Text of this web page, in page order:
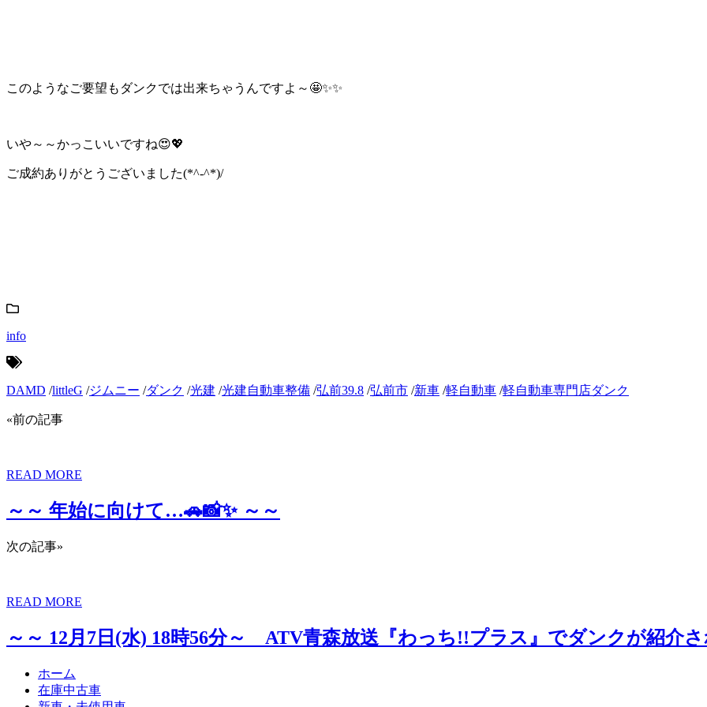
このようなご要望もダンクでは出来ちゃうんですよ～🤩✨✨
いや～～かっこいいですね😍💖
ご成約ありがとうございました(*^-^*)/
info
DAMD /littleG /ジムニー /ダンク /光建 /光建自動車整備 /弘前39.8 /弘前市 /新車 /軽自動車 /軽自動車専門店ダンク
«前の記事
READ MORE
～～ 年始に向けて…🚗📸✨ ～～
次の記事»
READ MORE
～～ 12月7日(水) 18時56分～ ATV青森放送『わっち!!プラス』でダンクが紹介さ
ホーム
在庫中古車